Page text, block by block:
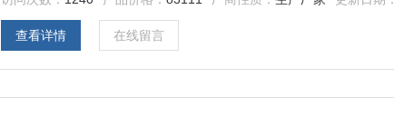
查看详情 在线留言